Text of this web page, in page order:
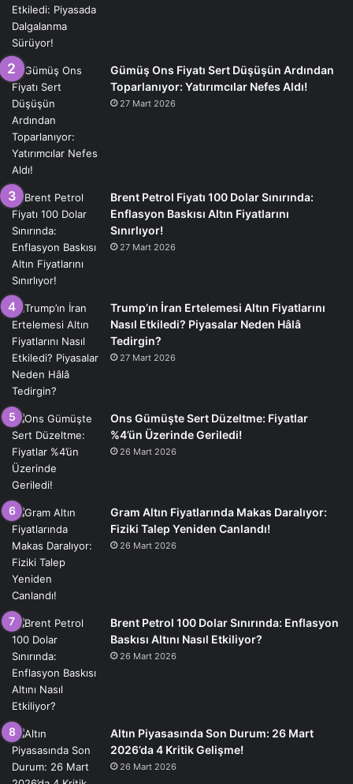
Gümüş Ons Fiyatı Sert Düşüşün Ardından
Toparlanıyor: Yatırımcılar Nefes Aldı!
27 Mart 2026
Brent Petrol Fiyatı 100 Dolar Sınırında:
Enflasyon Baskısı Altın Fiyatlarını
Sınırlıyor!
27 Mart 2026
Trump’ın İran Ertelemesi Altın Fiyatlarını
Nasıl Etkiledi? Piyasalar Neden Hâlâ
Tedirgin?
27 Mart 2026
Ons Gümüşte Sert Düzeltme: Fiyatlar
%4’ün Üzerinde Geriledi!
26 Mart 2026
Gram Altın Fiyatlarında Makas Daralıyor:
Fiziki Talep Yeniden Canlandı!
26 Mart 2026
Brent Petrol 100 Dolar Sınırında: Enflasyon
Baskısı Altını Nasıl Etkiliyor?
26 Mart 2026
Altın Piyasasında Son Durum: 26 Mart
2026’da 4 Kritik Gelişme!
26 Mart 2026